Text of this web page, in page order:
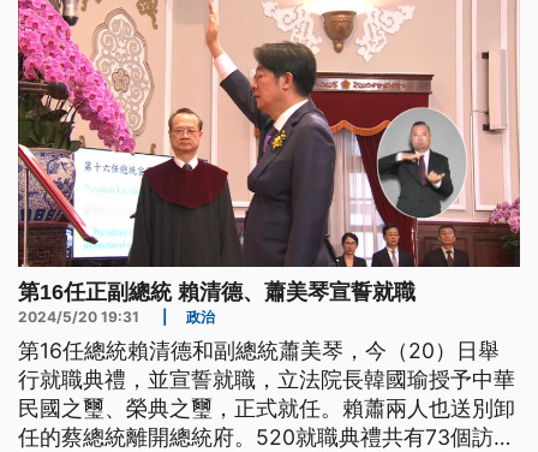
第16任正副總統 賴清德、蕭美琴宣誓就職
2024/5/20 19:31 政治
第16任總統賴清德和副總統蕭美琴，今（20）日舉
行就職典禮，並宣誓就職，立法院長韓國瑜授予中華
民國之璽、榮典之璽，正式就任。賴蕭兩人也送別卸
任的蔡總統離開總統府。520就職典禮共有73個訪